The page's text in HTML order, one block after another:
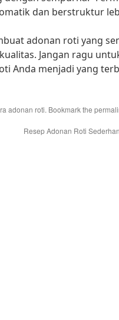
dan berstruktur
adonan roti yang
Jangan ragu
Anda menjadi yang
adonan roti. Bookmark the
Resep Adonan Roti